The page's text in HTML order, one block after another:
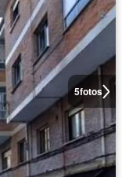
5fotos